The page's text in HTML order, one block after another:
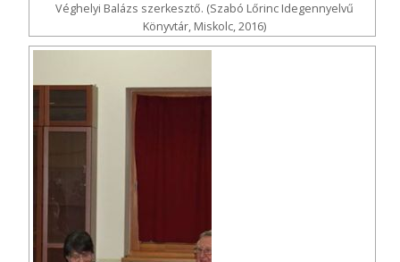
Véghelyi Balázs szerkesztő. (Szabó Lőrinc Idegennyelvű
Könyvtár, Miskolc, 2016)